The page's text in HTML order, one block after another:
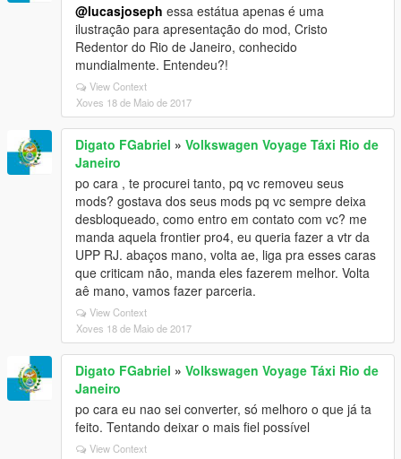
@lucasjoseph essa estátua apenas é uma
ilustração para apresentação do mod, Cristo
Redentor do Rio de Janeiro, conhecido
mundialmente. Entendeu?!
View Context
Xoves 18 de Maio de 2017
Digato FGabriel » Volkswagen Voyage Táxi Rio de
Janeiro
po cara , te procurei tanto, pq vc removeu seus
mods? gostava dos seus mods pq vc sempre deixa
desbloqueado, como entro em contato com vc? me
manda aquela frontier pro4, eu queria fazer a vtr da
UPP RJ. abaços mano, volta ae, liga pra esses caras
que criticam não, manda eles fazerem melhor. Volta
aê mano, vamos fazer parceria.
View Context
Xoves 18 de Maio de 2017
Digato FGabriel » Volkswagen Voyage Táxi Rio de
Janeiro
po cara eu nao sei converter, só melhoro o que já ta
feito. Tentando deixar o mais fiel possível
View Context